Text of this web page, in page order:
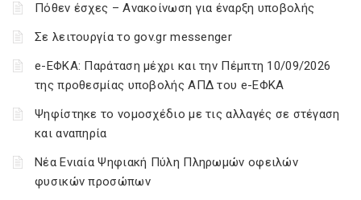
Πόθεν έσχες – Ανακοίνωση για έναρξη υποβολής
Σε λειτουργία το gov.gr messenger
e-ΕΦΚΑ: Παράταση μέχρι και την Πέμπτη 10/09/2026
της προθεσμίας υποβολής ΑΠΔ του e-ΕΦΚΑ
Ψηφίστηκε το νομοσχέδιο με τις αλλαγές σε στέγαση
και αναπηρία
Νέα Ενιαία Ψηφιακή Πύλη Πληρωμών οφειλών
φυσικών προσώπων